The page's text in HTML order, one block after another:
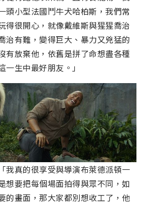
頭小型法國鬥牛犬哈柏斯，我們常
得很開心，就像戴維斯與猩猩喬治
治有難，變得巨大、暴力又兇猛的
有放棄他，依舊是拼了命想盡各種
一生中最好朋友。」
我真的很享受與導演布萊德派頓一
想要把每個場面拍得與眾不同，如
的畫面，那大家都別想收工了，他